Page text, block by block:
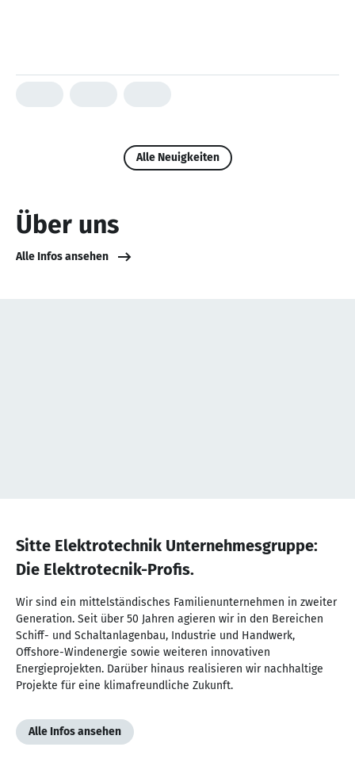
Alle Neuigkeiten
Über uns
Alle Infos ansehen
von
Sitte Elektrotechnik Unternehmesgruppe:
Die Elektrotecnik-Profis.
Wir sind ein mittelständisches Familienunternehmen in zweiter
Generation. Seit über 50 Jahren agieren wir in den Bereichen
Schiff- und Schaltanlagenbau, Industrie und Handwerk,
Offshore-Windenergie sowie weiteren innovativen
Energieprojekten. Darüber hinaus realisieren wir nachhaltige
Projekte für eine klimafreundliche Zukunft.
Alle Infos ansehen